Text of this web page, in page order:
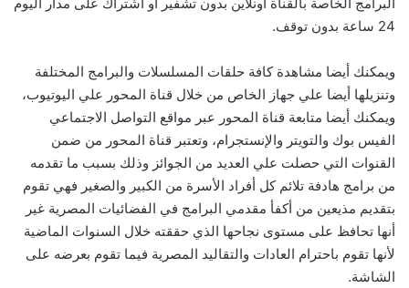
24 ساعة بدون توقف.
ويمكنك أيضا مشاهدة كافة حلقات المسلسلات والبرامج المختلفة
وتنزيلها أيضا علي جهاز الخاص من خلال قناة المحور علي اليوتيوب،
ويمكنك أيضا متابعة قناة المحور عبر مواقع التواصل الاجتماعي
الفيس بوك والتويتر والإنستجرام، وتعتبر قناة المحور من ضمن
القنوات التي حصلت علي العديد من الجوائز وذلك بسبب ما تقدمه
من برامج هادفة تلائم كل أفراد الأسرة من الكبير والصغير فهي تقوم
بتقديم مذيعين من أكفأ مقدمي البرامج في الفضائيات المصرية غير
أنها تحافظ على مستوى نجاحها الذي حققته خلال السنوات الماضية
لأنها تقوم باحترام العادات والتقاليد المصرية فيما تقوم بعرضه على
الشاشة.